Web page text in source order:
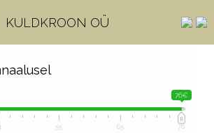
76€
55 65 76
KULDKROON OÜ